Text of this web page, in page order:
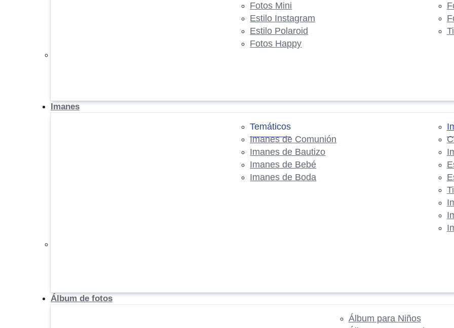
Fotos Mini
Estilo Instagram
Estilo Polaroid
Fotos Happy
Imanes
Temáticos
Imanes de Comunión
Imanes de Bautizo
Imanes de Bebé
Imanes de Boda
Álbum de fotos
Álbum para Niños